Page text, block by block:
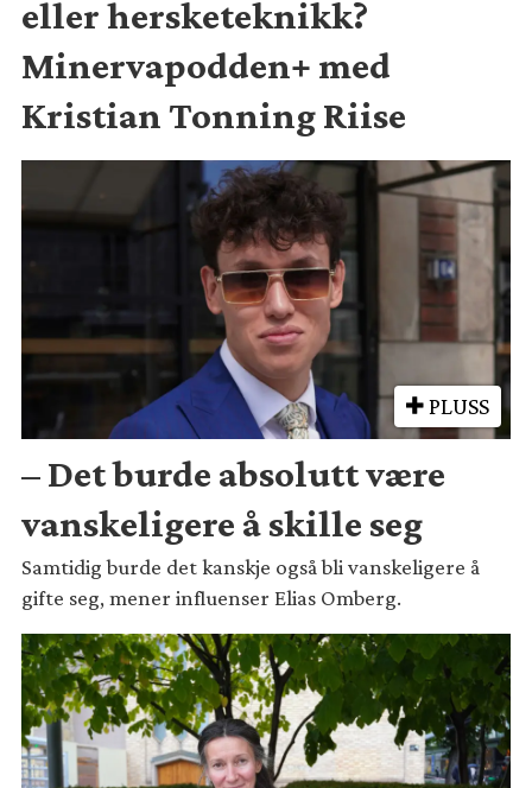
eller hersketeknikk?
Minervapodden+ med
Kristian Tonning Riise
PLUSS
– Det burde absolutt være
vanskeligere å skille seg
Samtidig burde det kanskje også bli vanskeligere å
gifte seg, mener influenser Elias Omberg.